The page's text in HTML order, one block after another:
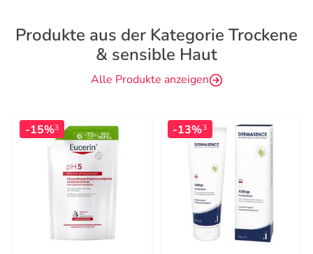
Produkte aus der Kategorie Trockene
& sensible Haut
Alle Produkte anzeigen
-15%3 -13%3